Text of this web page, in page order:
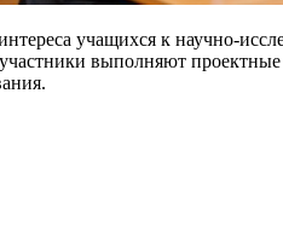
учащихся к научно-
выполняют